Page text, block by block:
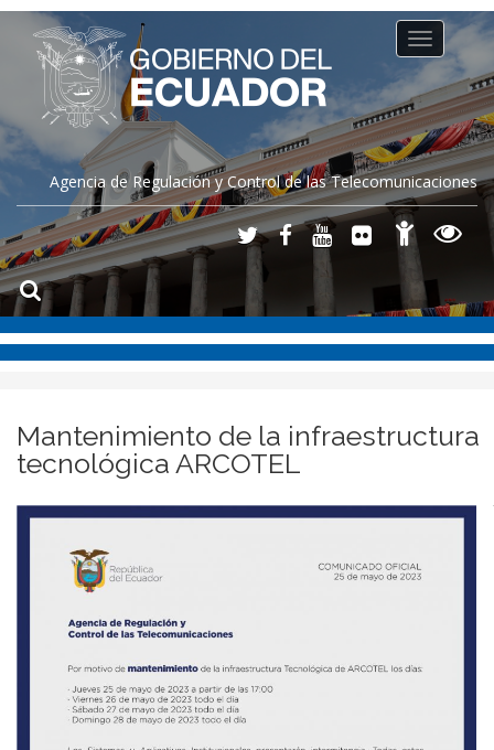
Agencia de Regulación y Control de las Telecomunicaciones
Toggle
navigation
Mantenimiento de la infraestructura
tecnológica ARCOTEL